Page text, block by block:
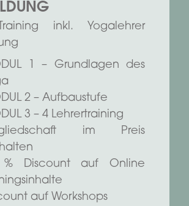
inkl. Yogalehrer
1 – Grundlagen des
2 – Aufbaustufe
3 – 4 Lehrertraining
im Preis
Discount auf Online
auf Workshops